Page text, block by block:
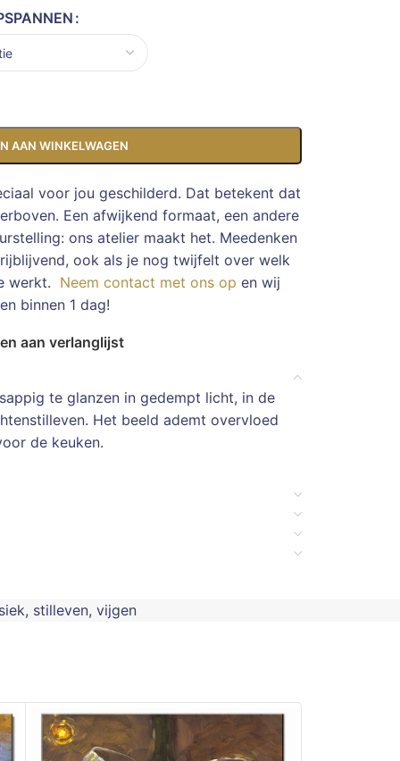
AAN WINKELWAGEN
voor jou geschilderd. Dat betekent dat
Een afwijkend formaat, een andere
ons atelier maakt het. Meedenken
ook als je nog twijfelt over welk
werkt. Neem contact met ons op en wij
binnen 1 dag!
aan verlanglijst
te glanzen in gedempt licht, in de
Het beeld ademt overvloed
de keuken.
, stilleven, vijgen